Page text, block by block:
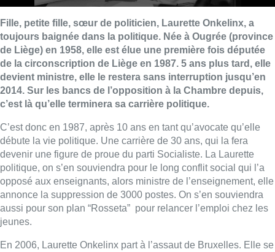
Fille, petite fille, sœur de politicien, Laurette Onkelinx, a
toujours baignée dans la politique. Née à Ougrée (province
de Liège) en 1958, elle est élue une première fois députée
de la circonscription de Liège en 1987. 5 ans plus tard, elle
devient ministre, elle le restera sans interruption jusqu’en
2014. Sur les bancs de l’opposition à la Chambre depuis,
c’est là qu’elle terminera sa carrière politique.
C’est donc en 1987, après 10 ans en tant qu’avocate qu’elle
débute la vie politique. Une carrière de 30 ans, qui la fera
devenir une figure de proue du parti Socialiste. La Laurette
politique, on s’en souviendra pour le long conflit social qui l’a
opposé aux enseignants, alors ministre de l’enseignement, elle
annonce la suppression de 3000 postes. On s’en souviendra
aussi pour son plan “Rosseta” pour relancer l’emploi chez les
jeunes.
En 2006, Laurette Onkelinx part à l’assaut de Bruxelles. Elle se